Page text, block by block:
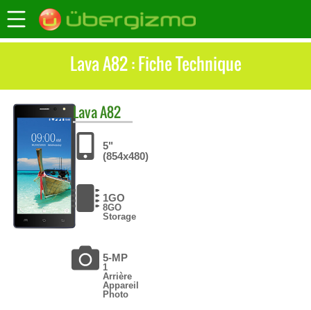
Lava A82 : Fiche Technique
LavaA82
5"
(854x480)
1GO
8GO
Storage
5-MP
1
Arrière
Appareil
Photo